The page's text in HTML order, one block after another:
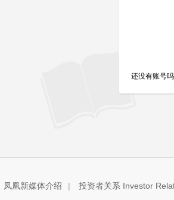
还没有账号
凤凰新媒体介绍 | 投资者关系 Investor